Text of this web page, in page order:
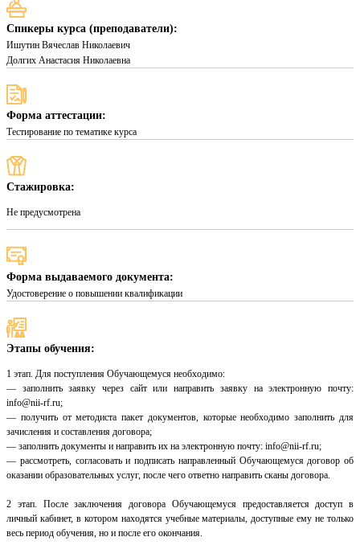
Спикеры курса (преподаватели):
Ишутин Вячеслав Николаевич
Долгих Анастасия Николаевна
Форма аттестации:
Тестирование по тематике курса
Стажировка:
Не предусмотрена
Форма выдаваемого документа:
Удостоверение о повышении квалификации
Этапы обучения:
1 этап. Для поступления Обучающемуся необходимо:
— заполнить заявку через сайт или направить заявку на электронную почту:
info@nii-rf.ru;
— получить от методиста пакет документов, которые необходимо заполнить для
зачисления и составления договора;
— заполнить документы и направить их на электронную почту: info@nii-rf.ru;
— рассмотреть, согласовать и подписать направленный Обучающемуся договор об
оказании образовательных услуг, после чего ответно направить сканы договора.
2 этап. После заключения договора Обучающемуся предоставляется доступ в
личный кабинет, в котором находятся учебные материалы, доступные ему не только
весь период обучения, но и после его окончания.